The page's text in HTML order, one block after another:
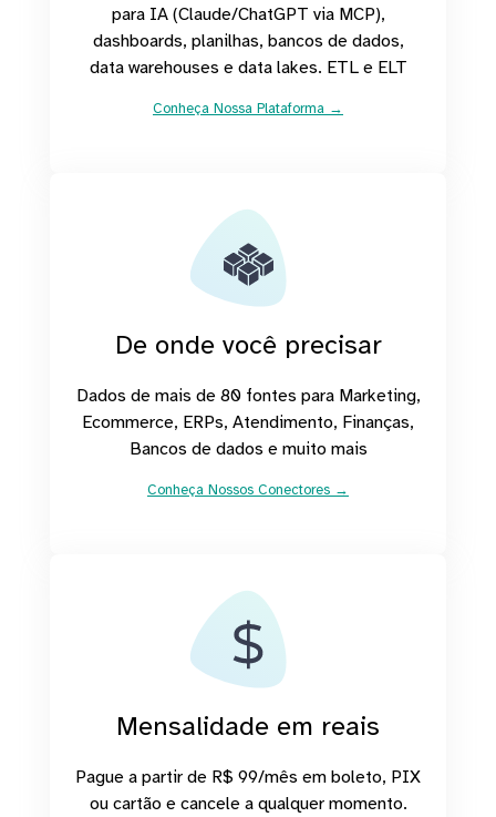
para IA (Claude/ChatGPT via MCP),
dashboards, planilhas, bancos de dados,
data warehouses e data lakes. ETL e ELT
Conheça Nossa Plataforma →
De onde você precisar
Dados de mais de 80 fontes para Marketing,
Ecommerce, ERPs, Atendimento, Finanças,
Bancos de dados e muito mais
Conheça Nossos Conectores →
Mensalidade em reais
Pague a partir de R$ 99/mês em boleto, PIX
ou cartão e cancele a qualquer momento.